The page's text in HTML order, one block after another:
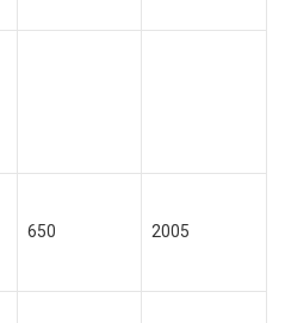
650 2005